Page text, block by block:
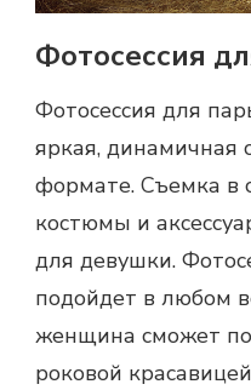
Фотосессия
Фотосессия для
яркая, динамичная
формате. Съемка в
костюмы и
для девушки.
подойдет в любом
женщина сможет
роковой